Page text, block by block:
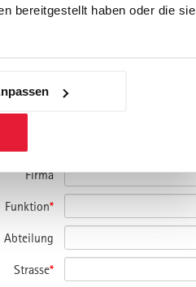
bereitgestellt haben oder die sie
Firma
Funktion*
Abteilung
Strasse*